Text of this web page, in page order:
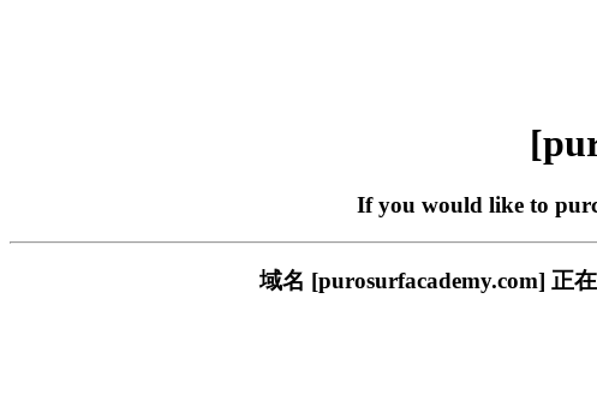
If you would like to
域名 [purosurfacademy.com] 正